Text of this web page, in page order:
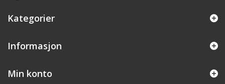
Kategorier
Informasjon
Min konto